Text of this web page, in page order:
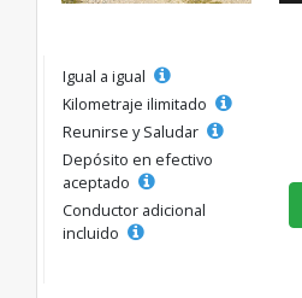
Igual a igual
Kilometraje ilimitado
Reunirse y Saludar
Depósito en efectivo
aceptado
Conductor adicional
incluido